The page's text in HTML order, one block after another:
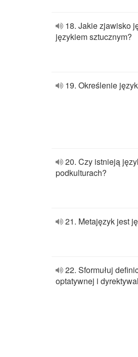
18. Jakie zjawisko
językiem sztucznym?
19. Określenie
20. Czy istnieją
podkulturach?
21. Metajęzyk jest
22. Sformułuj
optatywnej i